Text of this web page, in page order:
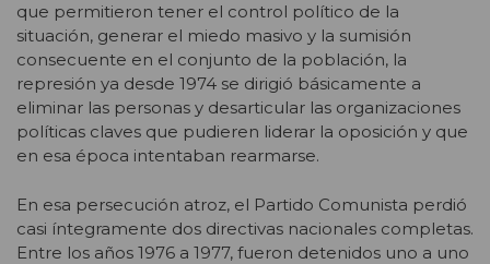
que permitieron tener el control político de la
situación, generar el miedo masivo y la sumisión
consecuente en el conjunto de la población, la
represión ya desde 1974 se dirigió básicamente a
eliminar las personas y desarticular las organizaciones
políticas claves que pudieren liderar la oposición y que
en esa época intentaban rearmarse.
En esa persecución atroz, el Partido Comunista perdió
casi íntegramente dos directivas nacionales completas.
Entre los años 1976 a 1977, fueron detenidos uno a uno